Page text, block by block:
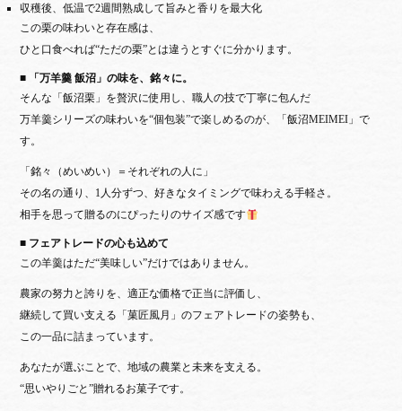
収穫後、低温で2週間熟成して旨みと香りを最大化
この栗の味わいと存在感は、
ひと口食べれば“ただの栗”とは違うとすぐに分かります。
■ 「万羊羹 飯沼」の味を、銘々に。
そんな「飯沼栗」を贅沢に使用し、職人の技で丁寧に包んだ
万羊羹シリーズの味わいを“個包装”で楽しめるのが、「飯沼MEIMEI」で
す。
「銘々（めいめい）＝それぞれの人に」
その名の通り、1人分ずつ、好きなタイミングで味わえる手軽さ。
相手を思って贈るのにぴったりのサイズ感です
■ フェアトレードの心も込めて
この羊羹はただ“美味しい”だけではありません。
農家の努力と誇りを、適正な価格で正当に評価し、
継続して買い支える「菓匠風月」のフェアトレードの姿勢も、
この一品に詰まっています。
あなたが選ぶことで、地域の農業と未来を支える。
“思いやりごと”贈れるお菓子です。